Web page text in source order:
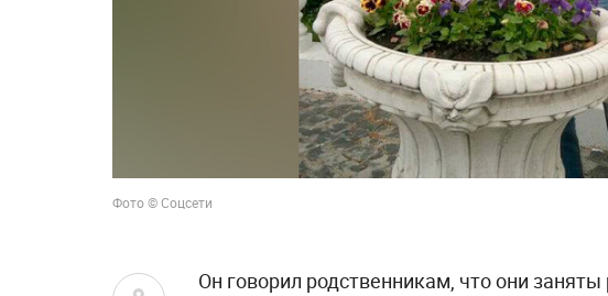
Фото © Соцсети
Он говорил родственникам, что они